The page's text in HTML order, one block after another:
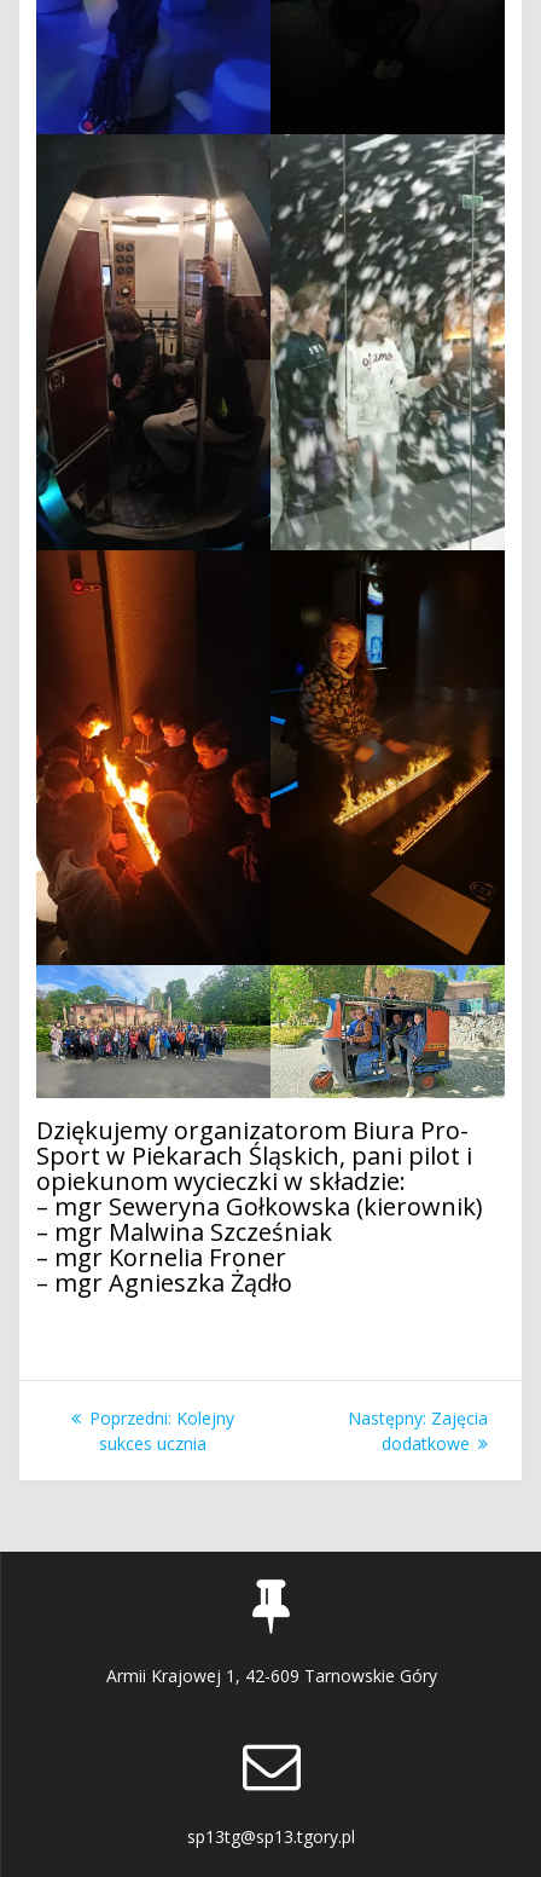
Dziękujemy organizatorom Biura Pro-
Sport w Piekarach Śląskich, pani pilot i
opiekunom wycieczki w składzie:
– mgr Seweryna Gołkowska (kierownik)
– mgr Malwina Szcześniak
– mgr Kornelia Froner
– mgr Agnieszka Żądło
Nawigacja
wpisu
Poprzedni: Poprzedni
wpis:
Kolejny
sukces ucznia
Następny: Następny
wpis:
Zajęcia
dodatkowe
Armii Krajowej 1, 42-609 Tarnowskie Góry
sp13tg@sp13.tgory.pl